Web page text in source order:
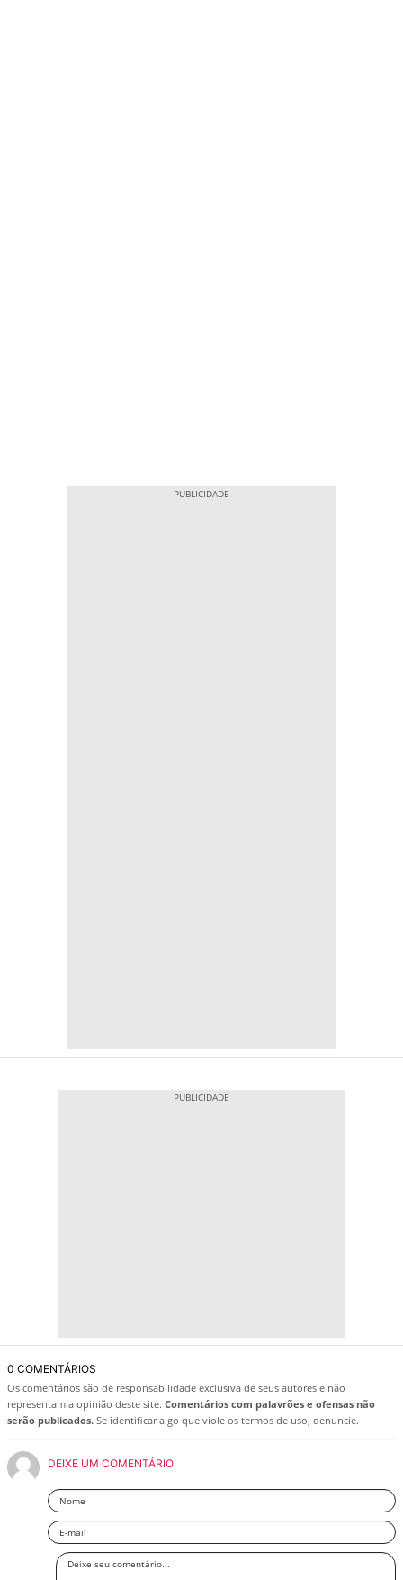
0 COMENTÁRIOS
Os comentários são de responsabilidade exclusiva de seus autores e não
representam a opinião deste site. Comentários com palavrões e ofensas não
serão publicados. Se identificar algo que viole os termos de uso, denuncie.
DEIXE UM COMENTÁRIO
Nome
Email
Deixe